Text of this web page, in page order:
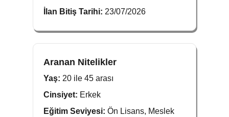
İlan Bitiş Tarihi: 23/07/2026
Aranan Nitelikler
Yaş: 20 ile 45 arası
Cinsiyet: Erkek
Eğitim Seviyesi: Ön Lisans, Meslek